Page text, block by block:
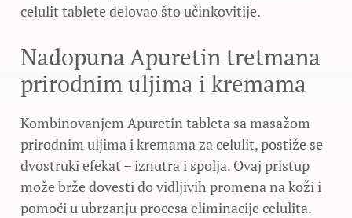
celulit tablete delovao što učinkovitije.
Nadopuna Apuretin tretmana
prirodnim uljima i kremama
Kombinovanjem Apuretin tableta sa masažom
prirodnim uljima i kremama za celulit, postiže se
dvostruki efekat – iznutra i spolja. Ovaj pristup
može brže dovesti do vidljivih promena na koži i
pomoći u ubrzanju procesa eliminacije celulita.